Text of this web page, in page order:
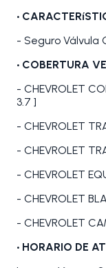
•
- Seguro Válvula
• COBERTURA
- CHEVROLET
3.7 ]
- CHEVROLET
- CHEVROLET
- CHEVROLET
- CHEVROLET
- CHEVROLET
• HORARIO DE